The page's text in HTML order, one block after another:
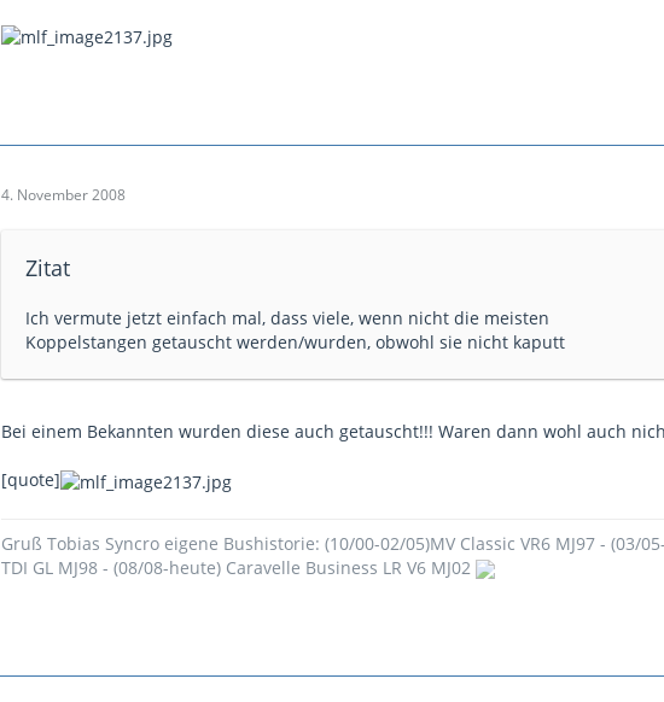
4. November 2008
Zitat
Ich vermute jetzt einfach mal, dass viele, wenn nicht die meisten
Koppelstangen getauscht werden/wurden, obwohl sie nicht kaputt
Bei einem Bekannten wurden diese auch getauscht!!! Waren dann wohl auch
[quote]
Gruß Tobias Syncro eigene Bushistorie: (10/00-02/05)MV Classic VR6 MJ97 - (03/
TDI GL MJ98 - (08/08-heute) Caravelle Business LR V6 MJ02